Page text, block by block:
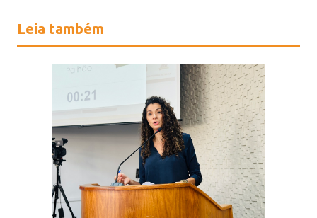
Leia também